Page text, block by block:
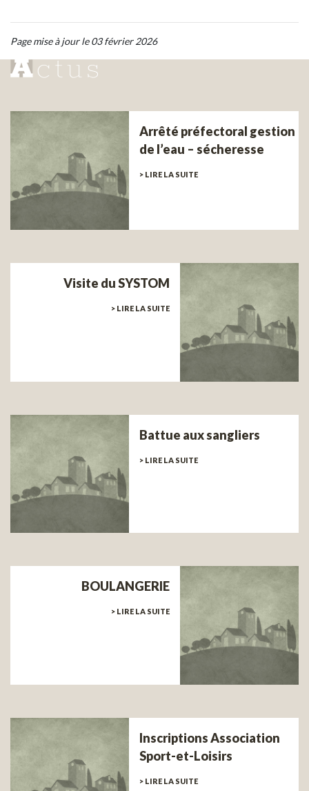
Page mise à jour le 03 février 2026
Arrêté préfectoral gestion
de l’eau – sécheresse
> LIRE LA SUITE
Visite du SYSTOM
> LIRE LA SUITE
Battue aux sangliers
> LIRE LA SUITE
BOULANGERIE
> LIRE LA SUITE
Inscriptions Association
Sport-et-Loisirs
> LIRE LA SUITE